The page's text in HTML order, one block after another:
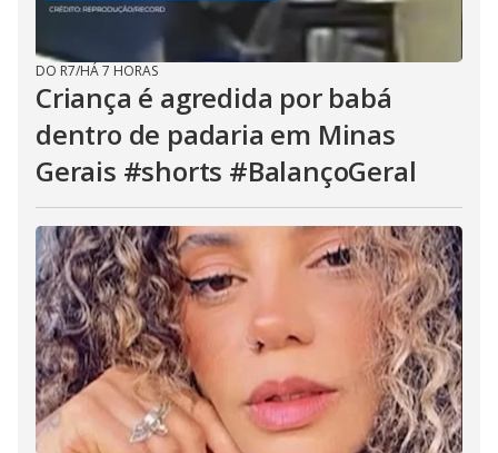
DO R7/HÁ 7 HORAS
Criança é agredida por babá
dentro de padaria em Minas
Gerais #shorts #BalançoGeral